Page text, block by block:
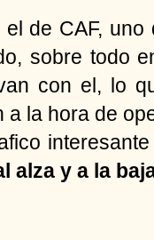
el de CAF,
sobre todo
con el, lo
a la hora de
alza y a la